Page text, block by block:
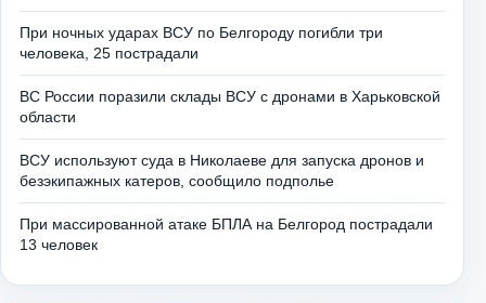
При ночных ударах ВСУ по Белгороду погибли три
человека, 25 пострадали
ВС России поразили склады ВСУ с дронами в Харьковской
области
ВСУ используют суда в Николаеве для запуска дронов и
безэкипажных катеров, сообщило подполье
При массированной атаке БПЛА на Белгород пострадали
13 человек